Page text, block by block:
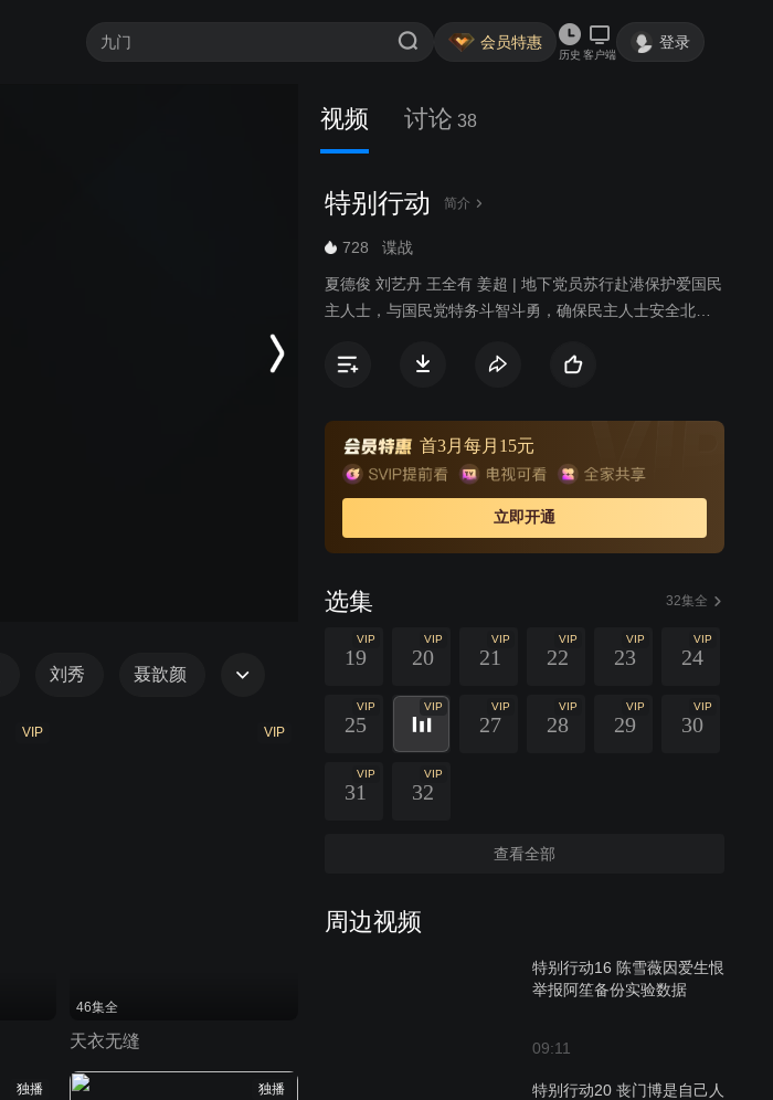
会员特惠
历史 客户端
登录
视频 讨论 38
特别行动 简介
728 谍战
夏德俊 刘艺丹 王全有 姜超 | 地下党员苏行赴港保护爱国民
主人士，与国民党特务斗智斗勇，确保民主人士安全北
首3月每月15元
立即开通
选集 32集全
VIP
19
VIP
20
VIP
21
VIP
22
VIP
23
VIP
24
VIP
25
VIP VIP
27
VIP
28
VIP
29
VIP
30
VIP
31
VIP
32
查看全部
周边视频
特别行动16 陈雪薇因爱生恨
举报阿笙备份实验数据
09:11
特别行动20 丧门博是自己人
刘秀 聂歆颜
VIP VIP
46集全
天衣无缝
独播 独播